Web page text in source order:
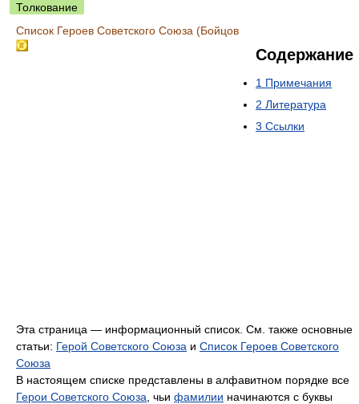
Толкование
Список Героев Советского Союза (Бойцов
Содержание
1 Примечания
2 Литература
3 Ссылки
Эта страница — информационный список. См. также основные
статьи: Герой Советского Союза и Список Героев Советского
Союза
В настоящем списке представлены в алфавитном порядке все
Герои Советского Союза , чьи фамилии начинаются с буквы